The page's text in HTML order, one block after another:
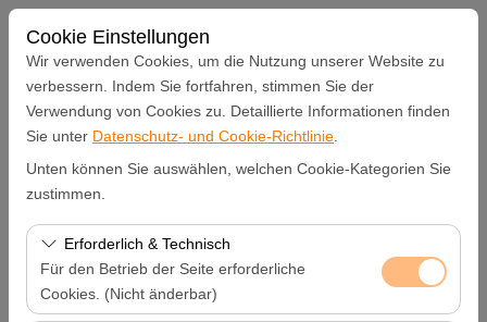
Cookie Einstellungen
Wir verwenden Cookies, um die Nutzung unserer Website zu
verbessern. Indem Sie fortfahren, stimmen Sie der
Verwendung von Cookies zu. Detaillierte Informationen finden
Sie unter Datenschutz- und Cookie-Richtlinie
Unten können Sie auswählen, welchen Cookie-Kategorien Sie
zustimmen.
Erforderlich & Technisch
Für den Betrieb der Seite erforderliche
Cookies. (Nicht änderbar)
Abholstation
Hatay Samandağ
Eine andere Rückgabestation auswählen
Abholdatum & Zeit